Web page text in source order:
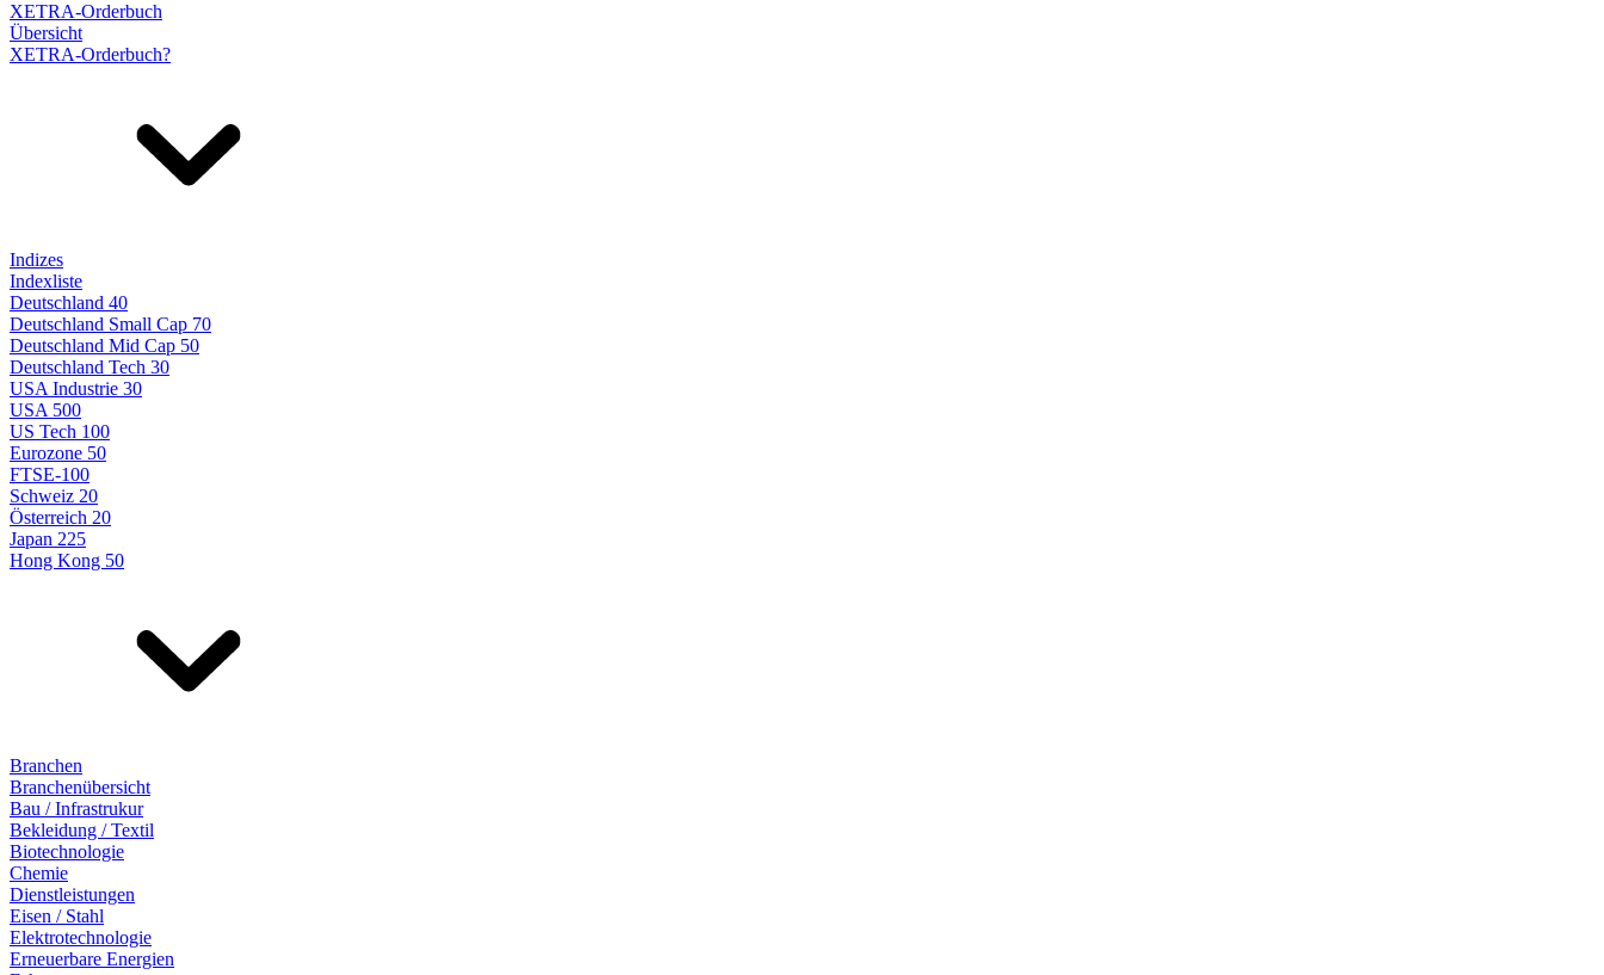
XETRA-Orderbuch
Übersicht
XETRA-Orderbuch?
Indizes
Indexliste
Deutschland 40
Deutschland Small Cap 70
Deutschland Mid Cap 50
Deutschland Tech 30
USA Industrie 30
USA 500
US Tech 100
Eurozone 50
FTSE-100
Schweiz 20
Österreich 20
Japan 225
Hong Kong 50
Branchen
Branchenübersicht
Bau / Infrastrukur
Bekleidung / Textil
Biotechnologie
Chemie
Dienstleistungen
Eisen / Stahl
Elektrotechnologie
Erneuerbare Energien